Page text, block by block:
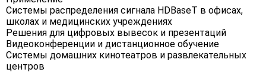
Системы распределения сигнала HDBaseT в офисах,
школах и медицинских учреждениях
Решения для цифровых вывесок и презентаций
Видеоконференции и дистанционное обучение
Системы домашних кинотеатров и развлекательных
центров